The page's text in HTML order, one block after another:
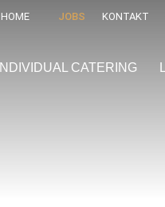
HOME JOBS KONTAKT
INDIVIDUAL CATERING